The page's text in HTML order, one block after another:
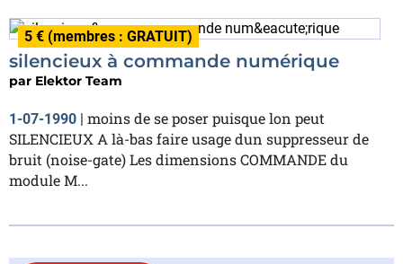
5 € (membres : GRATUIT)
silencieux à commande numérique
par Elektor Team
1-07-1990
moins de se poser puisque lon peut
SILENCIEUX A là-bas faire usage dun suppresseur de
bruit (noise-gate) Les dimensions COMMANDE du
module M...